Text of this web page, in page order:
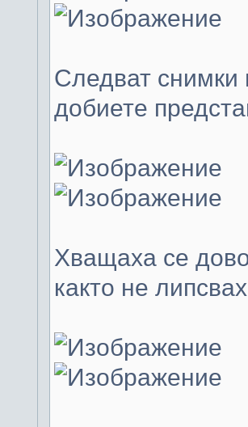
Следват снимки
добиете
Хващаха се
както не